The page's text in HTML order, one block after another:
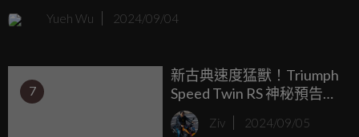
（Turbonite）擁有獨特永恆的獨創灰色調，彰顯Turbo特別
地位，保時捷所有車色耗時數年研發淬鍊，讓車主們可以享
Yueh Wu 2024/09/04
7
新古典速度猛獸！Triumph
Speed Twin RS 神秘預告片
曝光
Ziv 2024/09/05